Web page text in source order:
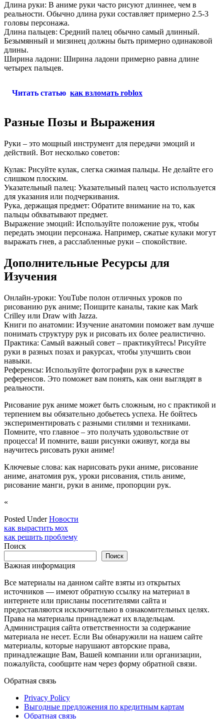
Длина руки: В аниме руки часто рисуют длиннее, чем в
реальности. Обычно длина руки составляет примерно 2.5-3
головы персонажа.
Длина пальцев: Средний палец обычно самый длинный.
Безымянный и мизинец должны быть примерно одинаковой
длины.
Ширина ладони: Ширина ладони примерно равна длине
четырех пальцев.
Читать статью как взломать roblox
Разные Позы и Выражения
Руки – это мощный инструмент для передачи эмоций и
действий. Вот несколько советов:
Кулак: Рисуйте кулак, слегка сжимая пальцы. Не делайте его
слишком плоским.
Указательный палец: Указательный палец часто используется
для указания или подчеркивания.
Рука, держащая предмет: Обратите внимание на то, как
пальцы обхватывают предмет.
Выражение эмоций: Используйте положение рук, чтобы
передать эмоции персонажа. Например, сжатые кулаки могут
выражать гнев, а расслабленные руки – спокойствие.
Дополнительные Ресурсы для
Изучения
Онлайн-уроки: YouTube полон отличных уроков по
рисованию рук аниме; Поищите каналы, такие как Mark
Crilley или Draw with Jazza.
Книги по анатомии: Изучение анатомии поможет вам лучше
понимать структуру рук и рисовать их более реалистично.
Практика: Самый важный совет – практикуйтесь! Рисуйте
руки в разных позах и ракурсах, чтобы улучшить свои
навыки.
Референсы: Используйте фотографии рук в качестве
референсов. Это поможет вам понять, как они выглядят в
реальности.
Рисование рук аниме может быть сложным, но с практикой и
терпением вы обязательно добьетесь успеха. Не бойтесь
экспериментировать с разными стилями и техниками.
Помните, что главное – это получать удовольствие от
процесса! И помните, ваши рисунки оживут, когда вы
научитесь рисовать руки аниме!
Ключевые слова: как нарисовать руки аниме, рисование
аниме, анатомия рук, уроки рисования, стиль аниме,
рисование манги, руки в аниме, пропорции рук.
«
Posted UnderНовости
Навигация
по
как вырастить мох
как решить проблему
Поиск
Поиск
Важная информация
Все материалы на данном сайте взяты из открытых
источников — имеют обратную ссылку на материал в
интернете или присланы посетителями сайта и
предоставляются исключительно в ознакомительных целях.
Права на материалы принадлежат их владельцам.
Администрация сайта ответственности за содержание
материала не несет. Если Вы обнаружили на нашем сайте
материалы, которые нарушают авторские права,
принадлежащие Вам, Вашей компании или организации,
пожалуйста, сообщите нам через форму обратной связи.
Обратная связь
Privacy Policy
Выгодные предложения по кредитным картам
Обратная связь